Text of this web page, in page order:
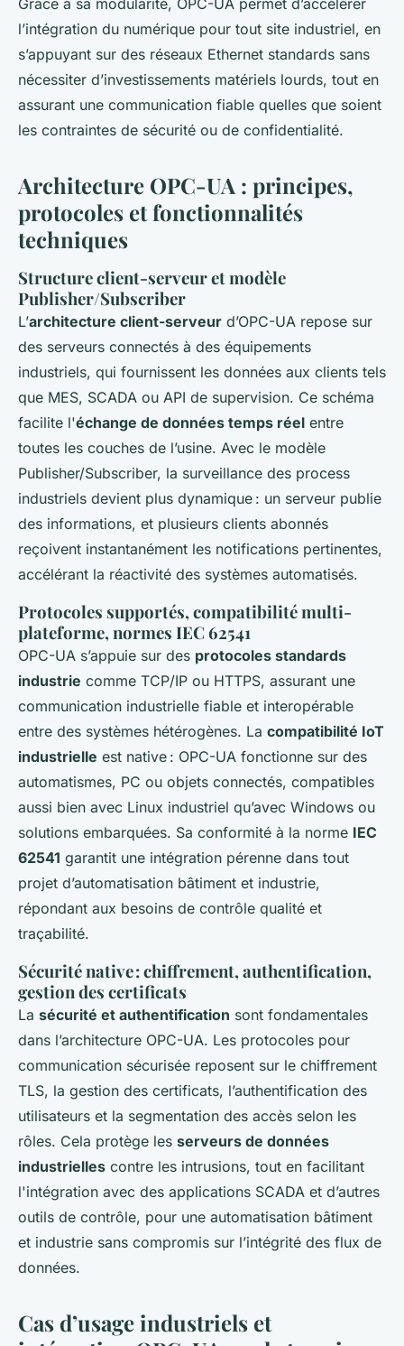
Grâce à sa modularité, OPC-UA permet d’accélérer
l’intégration du numérique pour tout site industriel, en
s’appuyant sur des réseaux Ethernet standards sans
nécessiter d’investissements matériels lourds, tout en
assurant une communication fiable quelles que soient
les contraintes de sécurité ou de confidentialité.
Architecture OPC-UA : principes,
protocoles et fonctionnalités
techniques
Structure client-serveur et modèle
Publisher/Subscriber
L’architecture client-serveur d’OPC-UA repose sur
des serveurs connectés à des équipements
industriels, qui fournissent les données aux clients tels
que MES, SCADA ou API de supervision. Ce schéma
facilite l'échange de données temps réel entre
toutes les couches de l’usine. Avec le modèle
Publisher/Subscriber, la surveillance des process
industriels devient plus dynamique : un serveur publie
des informations, et plusieurs clients abonnés
reçoivent instantanément les notifications pertinentes,
accélérant la réactivité des systèmes automatisés.
Protocoles supportés, compatibilité multi-
plateforme, normes IEC 62541
OPC-UA s’appuie sur des protocoles standards
industrie comme TCP/IP ou HTTPS, assurant une
communication industrielle fiable et interopérable
entre des systèmes hétérogènes. La compatibilité IoT
industrielle est native : OPC-UA fonctionne sur des
automatismes, PC ou objets connectés, compatibles
aussi bien avec Linux industriel qu’avec Windows ou
solutions embarquées. Sa conformité à la norme IEC
62541 garantit une intégration pérenne dans tout
projet d’automatisation bâtiment et industrie,
répondant aux besoins de contrôle qualité et
traçabilité.
Sécurité native : chiffrement, authentification,
gestion des certificats
La sécurité et authentification sont fondamentales
dans l’architecture OPC-UA. Les protocoles pour
communication sécurisée reposent sur le chiffrement
TLS, la gestion des certificats, l’authentification des
utilisateurs et la segmentation des accès selon les
rôles. Cela protège les serveurs de données
industrielles contre les intrusions, tout en facilitant
l'intégration avec des applications SCADA et d’autres
outils de contrôle, pour une automatisation bâtiment
et industrie sans compromis sur l’intégrité des flux de
données.
Cas d’usage industriels et